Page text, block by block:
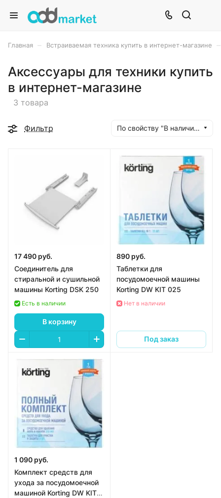
Главная Встраиваемая техника купить в интернет-магазине
Аксессуары для техники купить
в интернет-магазине
3 товара
Фильтр По свойству "В наличии" (убывание)
17 490 руб.
Соединитель для
стиральной и сушильной
машины Korting DSK 250
Есть в наличии
В корзину
890 руб.
Таблетки для
посудомоечной машины
Korting DW KIT 025
Нет в наличии
Под заказ
1 090 руб.
Комплект средств для
ухода за посудомоечной
машиной Korting DW KIT